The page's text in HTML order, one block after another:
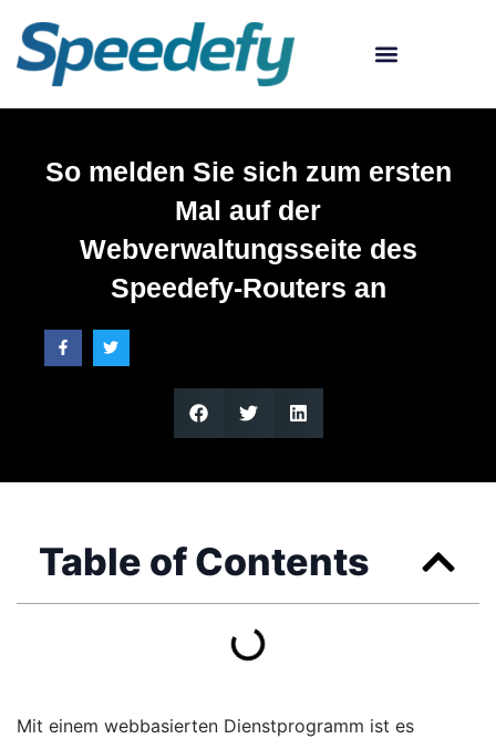
So melden Sie sich zum ersten
Mal auf der
Webverwaltungsseite des
Speedefy-Routers an
Table of Contents
Mit einem webbasierten Dienstprogramm ist es